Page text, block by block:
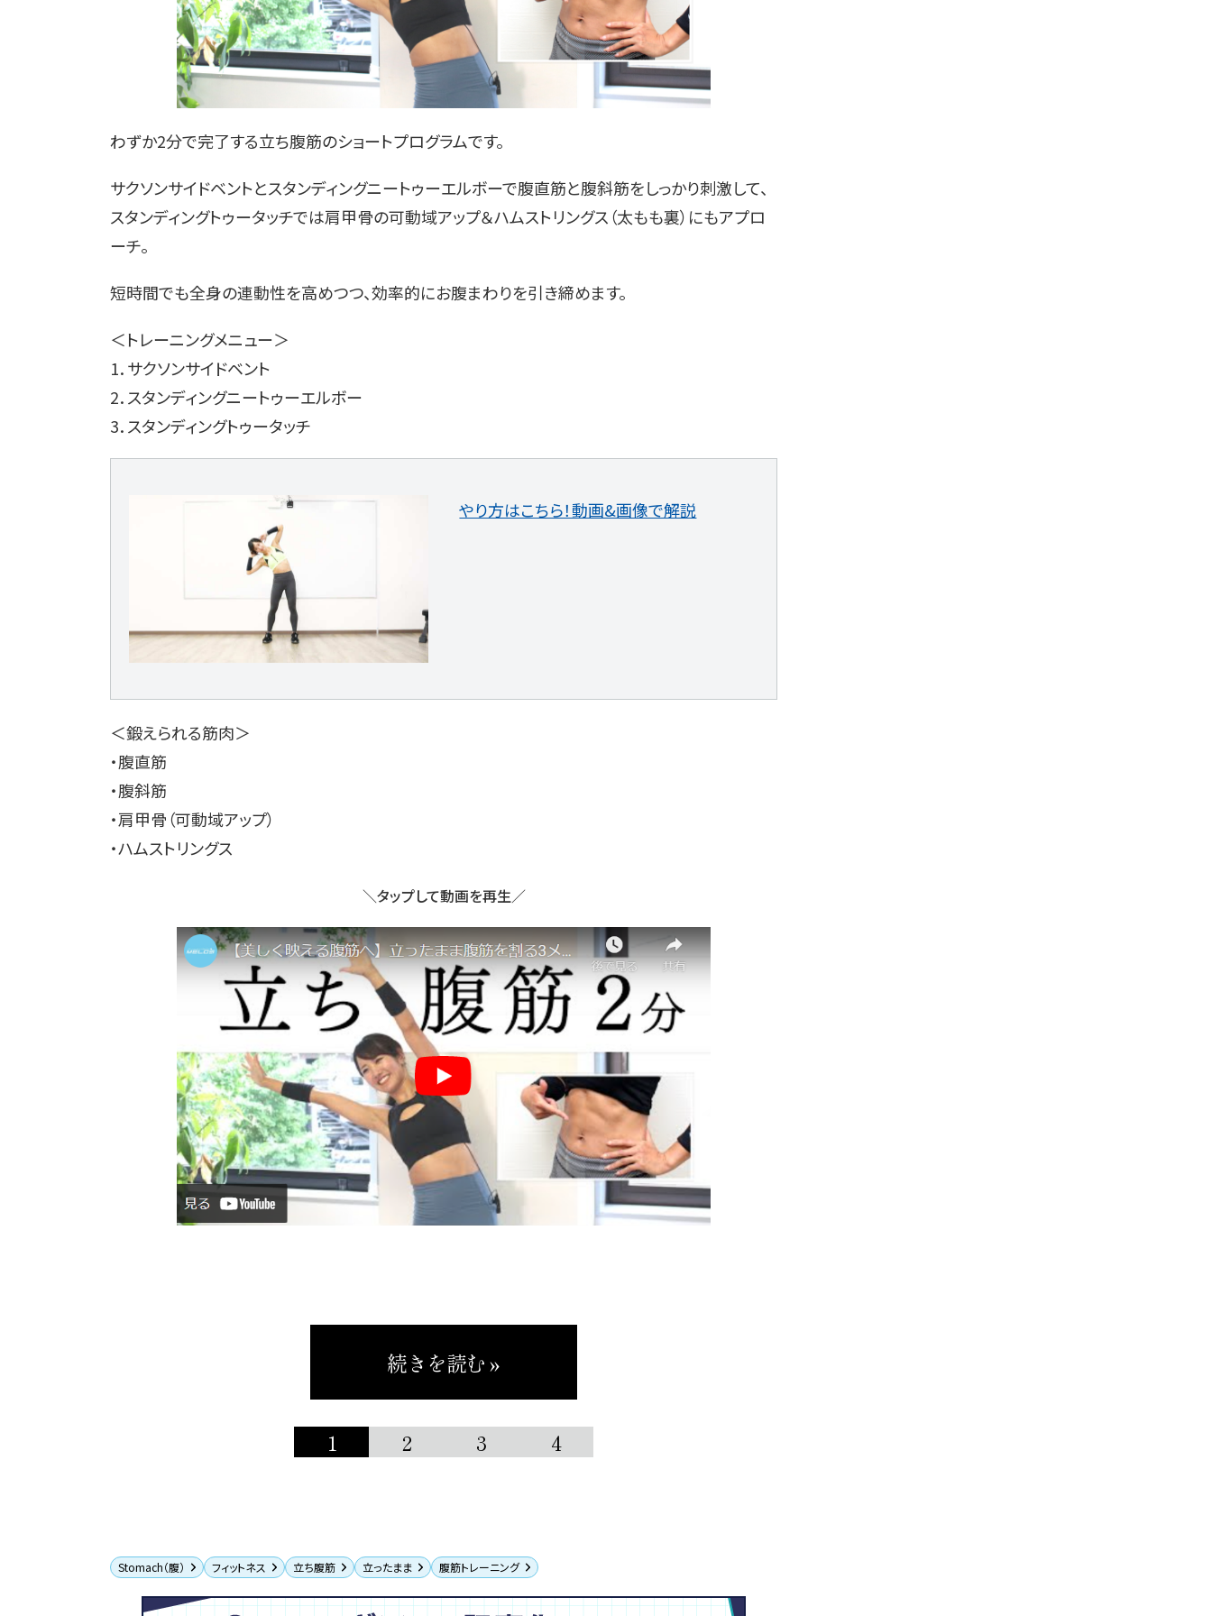
わずか2分で完了する立ち腹筋のショートプログラムです。
サクソンサイドベントとスタンディングニートゥーエルボーで腹直筋と腹斜筋をしっかり刺激して、
スタンディングトゥータッチでは肩甲骨の可動域アップ＆ハムストリングス（太もも裏）にもアプロ
ーチ。
短時間でも全身の連動性を高めつつ、効率的にお腹まわりを引き締めます。
＜トレーニングメニュー＞
1．サクソンサイドベント
2．スタンディングニートゥーエルボー
3．スタンディングトゥータッチ
やり方はこちら！動画&画像で解説
＜鍛えられる筋肉＞
・腹直筋
・腹斜筋
・肩甲骨（可動域アップ）
・ハムストリングス
＼タップして動画を再生／
続きを読む »
1 2 3 4
Stomach（腹） フィットネス 立ち腹筋 立ったまま 腹筋トレーニング